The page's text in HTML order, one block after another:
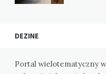
DEZINE
Portal wielotematyczny